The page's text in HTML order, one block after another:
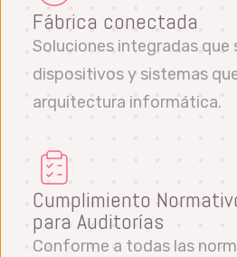
Fábrica conectada
Soluciones integradas que
dispositivos y sistemas
arquitectura informática.
Cumplimiento
para Auditorías
Conforme a todas las